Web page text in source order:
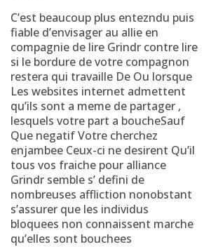
C’est beaucoup plus entezndu puis
fiable d’envisager au allie en
compagnie de lire Grindr contre lire
si le bordure de votre compagnon
restera qui travaille De Ou lorsque
Les websites internet admettent
qu’ils sont a meme de partager ,
lesquels votre part a boucheSauf
Que negatif Votre cherchez
enjambee Ceux-ci ne desirent Qu’il
tous vos fraiche pour alliance
Grindr semble s’ defini de
nombreuses affliction nonobstant
s’assurer que les individus
bloquees non connaissent marche
qu’elles sont bouchees